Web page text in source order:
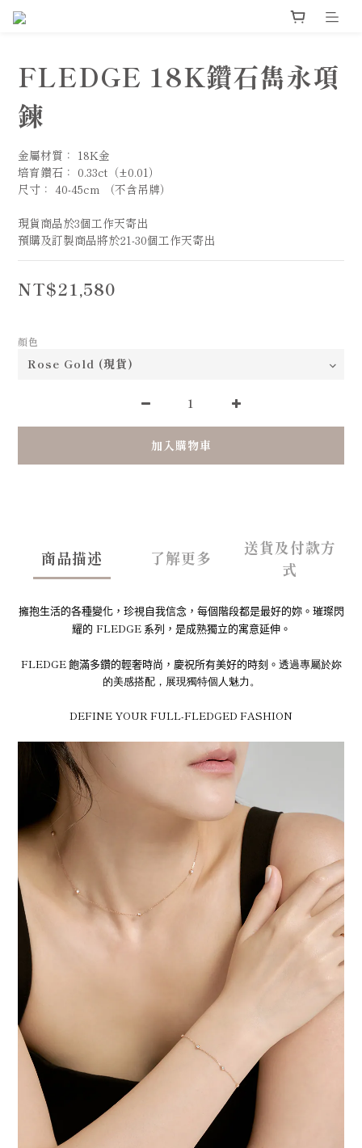
FLEDGE 18K鑽石雋永項
鍊
金屬材質： 18K金
培育鑽石： 0.33ct（±0.01）
尺寸： 40-45cm （不含吊牌）
現貨商品於3個工作天寄出
預購及訂製商品將於21-30個工作天寄出
NT$21,580
顏色
加入購物車
商品描述 了解更多
送貨及付款方
式
擁抱生活的各種變化，珍視自我信念，每個階段都是最好的妳。 璀璨閃
耀的 FLEDGE 系列，是成熟獨立的寓意延伸。
FLEDGE 飽滿多鑽的輕奢時尚，慶祝所有美好的時刻。 透過專屬於妳
的美感搭配，展現獨特個人魅力。
DEFINE YOUR FULL-FLEDGED FASHION